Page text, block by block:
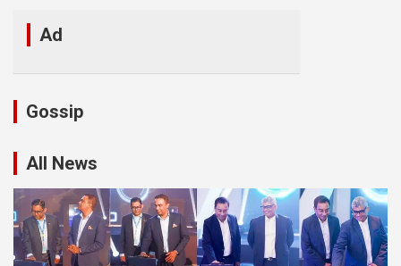
Ad
Gossip
All News